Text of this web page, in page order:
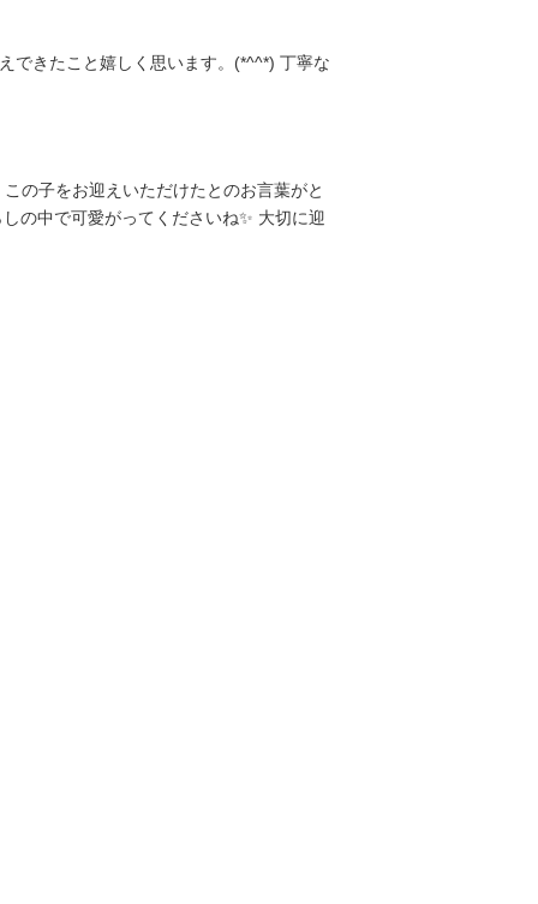
できたこと嬉しく思います。(*^^*) 丁寧な
の子をお迎えいただけたとのお言葉がと
の中で可愛がってくださいね✨ 大切に迎